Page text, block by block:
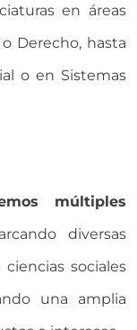
en áreas
Derecho, hasta
o en Sistemas
múltiples
diversas
sociales
una amplia